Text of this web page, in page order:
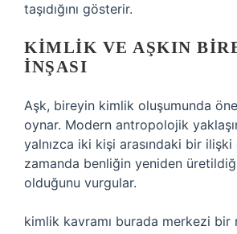
taşıdığını gösterir.
KIMLIK VE AŞKIN
İNŞASI
Aşk, bireyin kimlik oluşumunda
oynar. Modern antropolojik
yalnızca iki kişi arasındaki bir ilişki
zamanda benliğin yeniden
olduğunu vurgular.
kimlik kavramı burada merkezi bir